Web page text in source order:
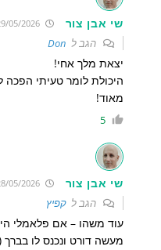
שי אבן צור 29/05/2026 6:15:26
הגב ל Don
יצאת מלך אחי!
היכולת לומר טעיתי הפכה
מאוד!
5
שי אבן צור 28/05/2026 16:59:47
הגב לקפיץ
עוד משהו – אם פלאמלי
מעשה דורט ונכנס לו בברך